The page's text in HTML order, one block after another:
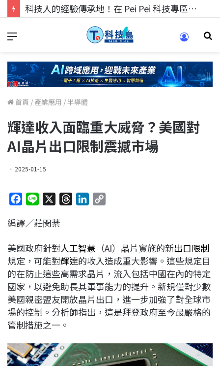
科技人的經驗傳承地！在 Pei Pei 科技專區，與學弟妹交流最硬核的技術
首頁 / 產業應用 /半導體
輝達收入面臨重大威脅？美國對
AI晶片出口限制震撼市場
2025-01-15
c
b
o
o
k
n
a
d
s
e
d
I
n
L
i
n
k
編譯／莊閔棻
美國政府針對人工智慧 （AI）晶片實施的新出口限制
規定，可能對輝達的收入造成重大影響。這些規定目
的在防止這些高需求晶片，流入包括中國在內的特定
國家，以避免助長其軍事能力的提升。新規僅對少數
美國親密盟友開放晶片出口，進一步加強了對全球市
場的控制。分析師指出，這是拜登政府至今最嚴格的
管制措施之一。